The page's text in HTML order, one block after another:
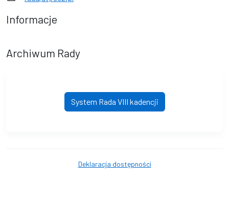
Informacje
Archiwum Rady
System Rada VIII kadencji
Deklaracja dostępności